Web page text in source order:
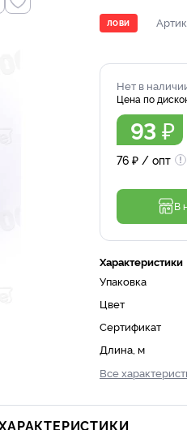
ЛОВИ
Нет в
Цена по
93 ₽
76 ₽ / опт
В
Характеристики
Упаковка
Цвет
Сертификат
Длина, м
Все